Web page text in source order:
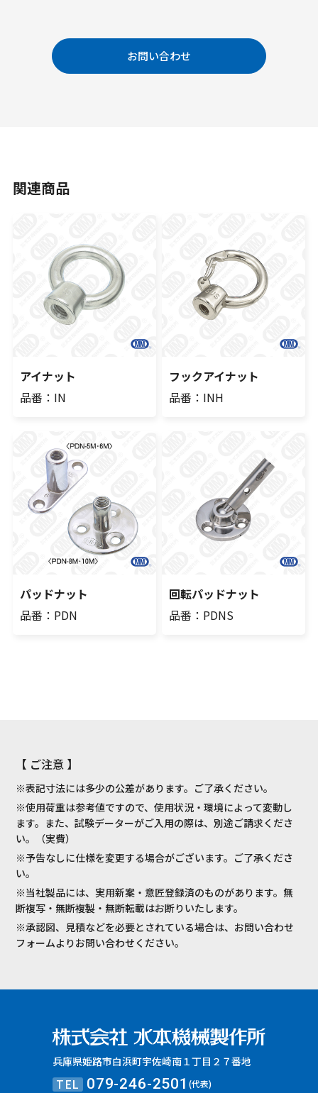
お問い合わせ
関連商品
アイナット
品番：IN
フックアイナット
品番：INH
パッドナット
品番：PDN
回転パッドナット
品番：PDNS
【 ご注意 】
※表記寸法には多少の公差があります。ご了承ください。
※使用荷重は参考値ですので、使用状況・環境によって変動し
ます。また、試験データーがご入用の際は、別途ご請求くださ
い。（実費）
※予告なしに仕様を変更する場合がございます。ご了承くださ
い。
※当社製品には、実用新案・意匠登録済のものがあります。無
断複写・無断複製・無断転載はお断りいたします。
※承認図、見積などを必要とされている場合は、お問い合わせ
フォームよりお問い合わせください。
兵庫県姫路市白浜町宇佐崎南１丁目２７番地
TEL 079-246-2501(代表)